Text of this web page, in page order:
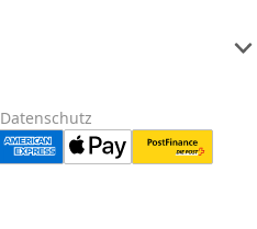
Datenschutz